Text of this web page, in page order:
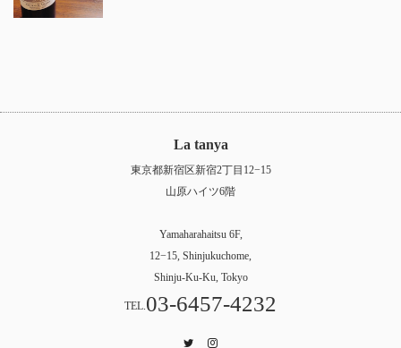
La tanya
東京都新宿区新宿2丁目12−15
山原ハイツ6階
Yamaharahaitsu 6F,
12−15, Shinjukuchome,
Shinju-Ku-Ku, Tokyo
TEL.03-6457-4232
Twitter